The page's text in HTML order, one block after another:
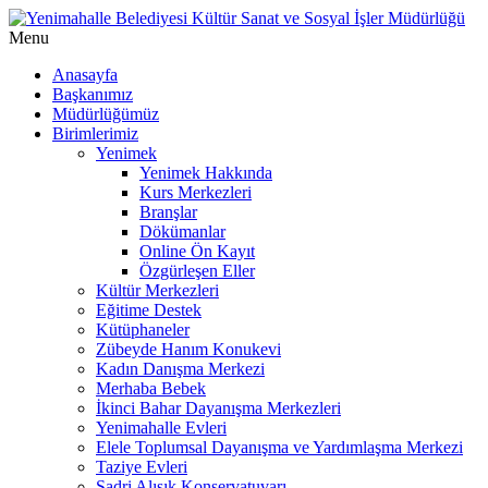
Menu
Anasayfa
Başkanımız
Müdürlüğümüz
Birimlerimiz
Yenimek
Yenimek Hakkında
Kurs Merkezleri
Branşlar
Dökümanlar
Online Ön Kayıt
Özgürleşen Eller
Kültür Merkezleri
Eğitime Destek
Kütüphaneler
Zübeyde Hanım Konukevi
Kadın Danışma Merkezi
Merhaba Bebek
İkinci Bahar Dayanışma Merkezleri
Yenimahalle Evleri
Elele Toplumsal Dayanışma ve Yardımlaşma Merkezi
Taziye Evleri